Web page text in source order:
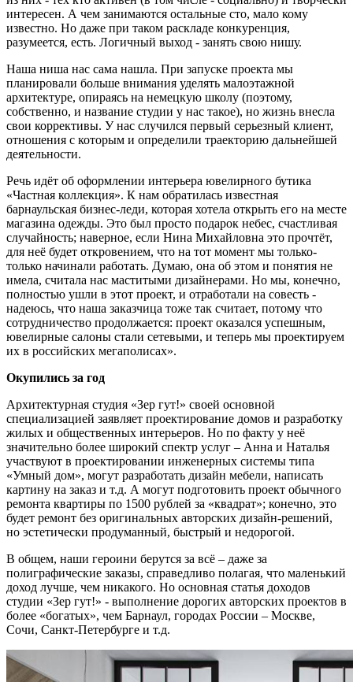
интересен. А чем занимаются остальные сто, мало кому
известно. Но даже при таком раскладе конкуренция,
разумеется, есть. Логичный выход - занять свою нишу.
Наша ниша нас сама нашла. При запуске проекта мы
планировали больше внимания уделять малоэтажной
архитектуре, опираясь на немецкую школу (поэтому,
собственно, и название студии у нас такое), но жизнь внесла
свои коррективы. У нас случился первый серьезный клиент,
отношения с которым и определили траекторию дальнейшей
деятельности.
Речь идёт об оформлении интерьера ювелирного бутика
«Частная коллекция». К нам обратилась известная
барнаульская бизнес-леди, которая хотела открыть его на месте
магазина одежды. Это был просто подарок небес, счастливая
случайность; наверное, если Нина Михайловна это прочтёт,
для неё будет откровением, что на тот момент мы только-
только начинали работать. Думаю, она об этом и понятия не
имела, считала нас маститыми дизайнерами. Но мы, конечно,
полностью ушли в этот проект, и отработали на совесть -
надеюсь, что наша заказчица тоже так считает, потому что
сотрудничество продолжается: проект оказался успешным,
ювелирные салоны стали сетевыми, и теперь мы проектируем
их в российских мегаполисах».
Окупились за год
Архитектурная студия «Зер гут!» своей основной
специализацией заявляет проектирование домов и разработку
жилых и общественных интерьеров. Но по факту у неё
значительно более широкий спектр услуг – Анна и Наталья
участвуют в проектировании инженерных системы типа
«Умный дом», могут разработать дизайн мебели, написать
картину на заказ и т.д. А могут подготовить проект обычного
ремонта квартиры по 1500 рублей за «квадрат»; конечно, это
будет ремонт без оригинальных авторских дизайн-решений,
но эстетически продуманный, быстрый и недорогой.
В общем, наши героини берутся за всё – даже за
полиграфические заказы, справедливо полагая, что маленький
доход лучше, чем никакого. Но основная статья доходов
студии «Зер гут!» - выполнение дорогих авторских проектов в
более «богатых», чем Барнаул, городах России – Москве,
Сочи, Санкт-Петербурге и т.д.